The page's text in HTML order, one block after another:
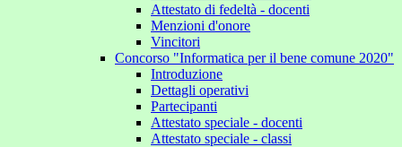
Attestato di fedeltà - docenti
Menzioni d'onore
Vincitori
Concorso "Informatica per il bene comune 2020"
Introduzione
Dettagli operativi
Partecipanti
Attestato speciale - docenti
Attestato speciale - classi